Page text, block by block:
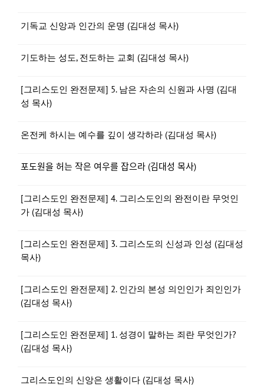
기독교 신앙과 인간의 운명 (김대성 목사)
기도하는 성도, 전도하는 교회 (김대성 목사)
[그리스도인 완전문제] 5. 남은 자손의 신원과 사명 (김대
성 목사)
온전케 하시는 예수를 깊이 생각하라 (김대성 목사)
포도원을 허는 작은 여우를 잡으라 (김대성 목사)
[그리스도인 완전문제] 4. 그리스도인의 완전이란 무엇인
가 (김대성 목사)
[그리스도인 완전문제] 3. 그리스도의 신성과 인성 (김대성
목사)
[그리스도인 완전문제] 2. 인간의 본성 의인인가 죄인인가
(김대성 목사)
[그리스도인 완전문제] 1. 성경이 말하는 죄란 무엇인가?
(김대성 목사)
그리스도인의 신앙은 생활이다 (김대성 목사)